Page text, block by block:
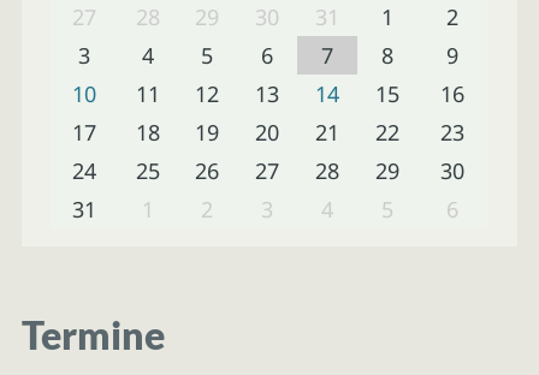
27
28 29 30 31 1
2
3
4 5 6 7 8
9
10
11 12 13 14 15
16
17
18 19 20 21 22
23
24
25 26 27 28 29
30
31
1 2 3 4 5 6
Termine